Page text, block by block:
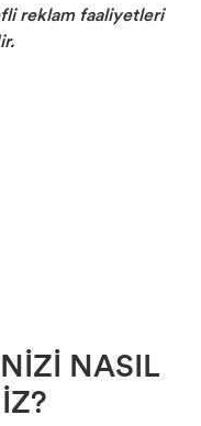
reklam faaliyetleri
NASIL